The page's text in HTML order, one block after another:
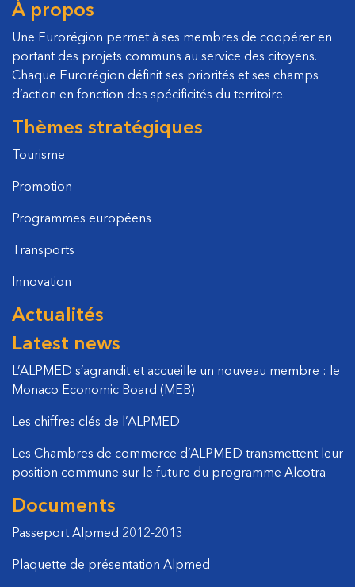
À propos
Une Eurorégion permet à ses membres de coopérer en
portant des projets communs au service des citoyens.
Chaque Eurorégion définit ses priorités et ses champs
d’action en fonction des spécificités du territoire.
Thèmes stratégiques
Tourisme
Promotion
Programmes européens
Transports
Innovation
Actualités
Latest news
L’ALPMED s’agrandit et accueille un nouveau membre : le
Monaco Economic Board (MEB)
Les chiffres clés de l’ALPMED
Les Chambres de commerce d’ALPMED transmettent leur
position commune sur le future du programme Alcotra
Documents
Passeport Alpmed 2012-2013
Plaquette de présentation Alpmed